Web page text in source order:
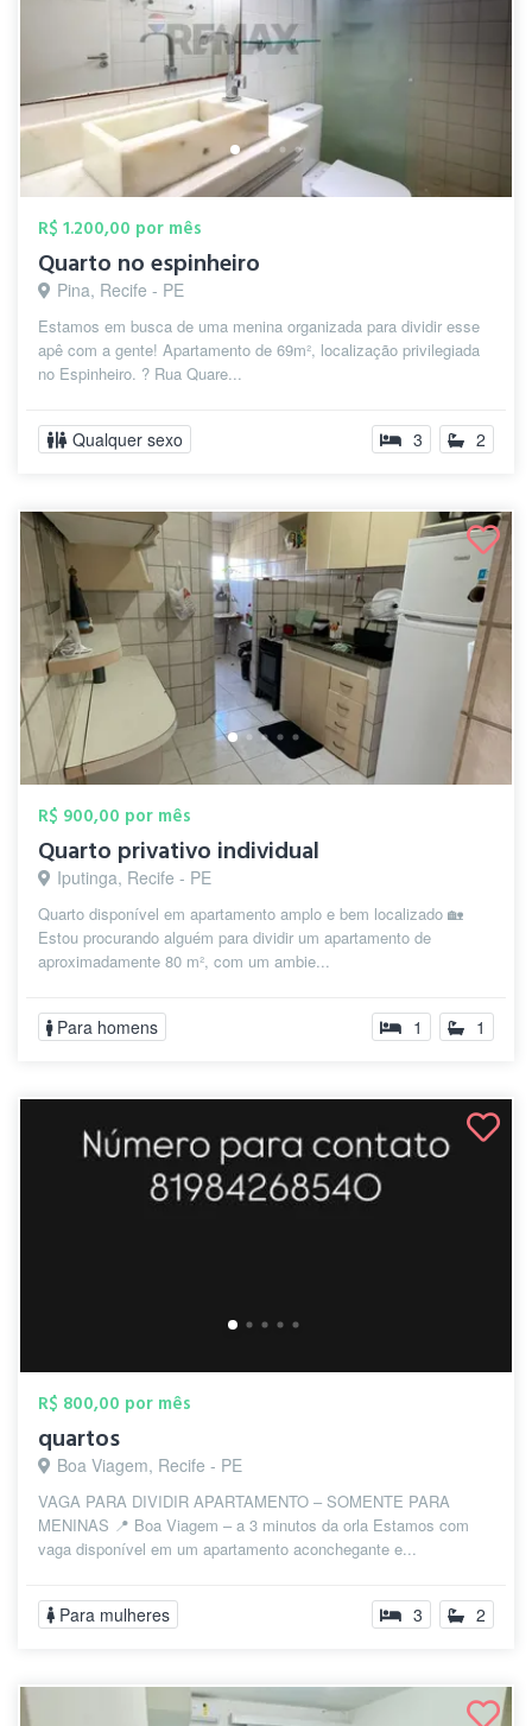
R$ 1.200,00 por mês
Quarto no espinheiro
Pina, Recife - PE
Estamos em busca de uma menina organizada para dividir esse
apê com a gente! Apartamento de 69m², localização privilegiada
no Espinheiro. ? Rua Quare...
Qualquer sexo 3 2
R$ 900,00 por mês
Quarto privativo individual
Iputinga, Recife - PE
Quarto disponível em apartamento amplo e bem localizado 🏡
Estou procurando alguém para dividir um apartamento de
aproximadamente 80 m², com um ambie...
Para homens 1 1
R$ 800,00 por mês
quartos
Boa Viagem, Recife - PE
VAGA PARA DIVIDIR APARTAMENTO – SOMENTE PARA
MENINAS 📍 Boa Viagem – a 3 minutos da orla Estamos com
vaga disponível em um apartamento aconchegante e...
Para mulheres 3 2